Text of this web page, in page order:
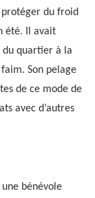
protéger du froid
été. Il avait
du quartier à la
Son pelage
de ce mode de
avec d’autres
bénévole